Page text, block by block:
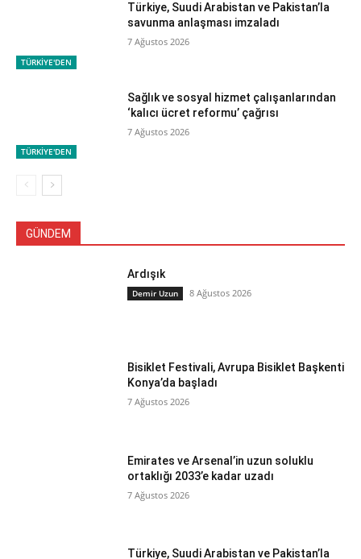
TÜRKİYE'DEN
Türkiye, Suudi Arabistan ve Pakistan’la
savunma anlaşması imzaladı
7 Ağustos 2026
TÜRKİYE'DEN
Sağlık ve sosyal hizmet çalışanlarından
‘kalıcı ücret reformu’ çağrısı
7 Ağustos 2026
GÜNDEM
Ardışık
Demir Uzun 8 Ağustos 2026
Bisiklet Festivali, Avrupa Bisiklet Başkenti
Konya’da başladı
7 Ağustos 2026
Emirates ve Arsenal’in uzun soluklu
ortaklığı 2033’e kadar uzadı
7 Ağustos 2026
Türkiye, Suudi Arabistan ve Pakistan’la